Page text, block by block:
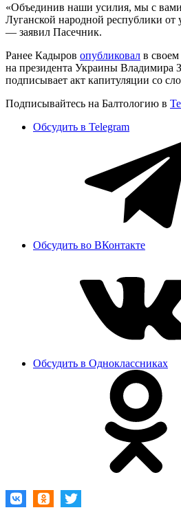
«Объединив наши усилия, мы с
Луганской народной республики от
— заявил Пасечник.
Ранее Кадыров опубликовал в
на президента Украины Владимира
подписывает акт капитуляции со
Подписывайтесь на Балтологию в
Обсудить в Telegram
Обсудить во ВКонтакте
Обсудить в Одноклассниках